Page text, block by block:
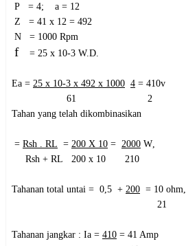
P = 4; a = 12
Z = 41 x 12 = 492
N = 1000 Rpm
f = 25 x 10-3 W.D.
Ea = 25 x 10-3 x 492 x 1000 4 = 410v
61 2
Tahan yang telah dikombinasikan
= Rsh . RL = 200 X 10 = 2000 W,
Rsh + RL 200 x 10 210
Tahanan total untai = 0,5 + 200 = 10 ohm,
21
Tahanan jangkar : Ia = 410 = 41 Amp